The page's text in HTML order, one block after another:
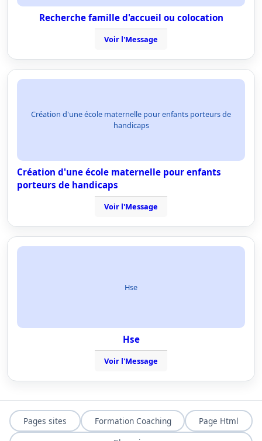
Recherche famille d'accueil ou colocation
Voir l'Message
Création d'une école maternelle pour enfants porteurs de
handicaps
Création d'une école maternelle pour enfants
porteurs de handicaps
Voir l'Message
Hse
Hse
Voir l'Message
Pages sites Formation Coaching
Page Html